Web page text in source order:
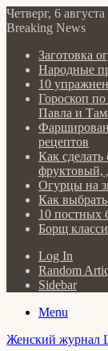
Четверг, 6
Breaking News
Заготовка
Народные
10
Гороскоп
Павла и
рецептов
Как
фруктовый,
Огурцы на
Как
10 постных
Борщ
Log In
Random
Sidebar
Menu
Женский журнал